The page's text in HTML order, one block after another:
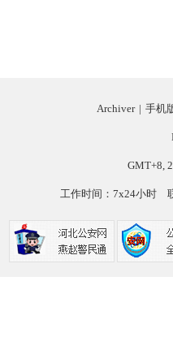
Archiver | 手机
GMT+8,
工作时间：7x24小时